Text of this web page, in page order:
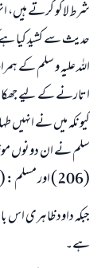
شرط لاگو کرتے ہیں،
حدیث سے کشید کیا
اللہ علیہ و سلم کے
اتارنے کے لیے جھکا
کیونکہ میں نے
سلم نے ان دونوں
(206) اور مسلم : (274) نے روایت کیا ہے۔
جبکہ داود ظاہری اس
ہے۔